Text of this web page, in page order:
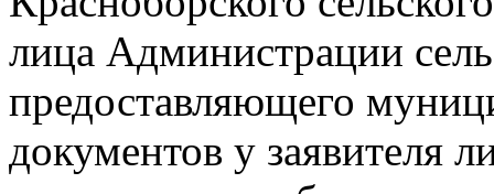
лица Администрации
предоставляющего
документов у заявителя